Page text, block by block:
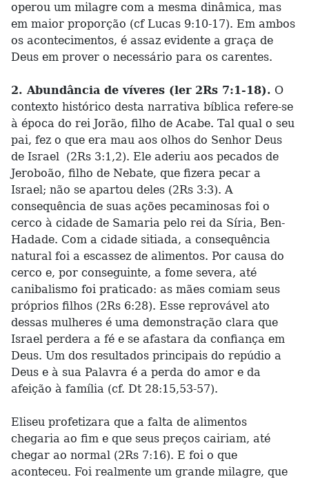
operou um milagre com a mesma dinâmica, mas
em maior proporção (cf Lucas 9:10-17). Em ambos
os acontecimentos, é assaz evidente a graça de
Deus em prover o necessário para os carentes.
2. Abundância de víveres (ler 2Rs 7:1-18). O
contexto histórico desta narrativa bíblica refere-se
à época do rei Jorão, filho de Acabe. Tal qual o seu
pai, fez o que era mau aos olhos do Senhor Deus
de Israel (2Rs 3:1,2). Ele aderiu aos pecados de
Jeroboão, filho de Nebate, que fizera pecar a
Israel; não se apartou deles (2Rs 3:3). A
consequência de suas ações pecaminosas foi o
cerco à cidade de Samaria pelo rei da Síria, Ben-
Hadade. Com a cidade sitiada, a consequência
natural foi a escassez de alimentos. Por causa do
cerco e, por conseguinte, a fome severa, até
canibalismo foi praticado: as mães comiam seus
próprios filhos (2Rs 6:28). Esse reprovável ato
dessas mulheres é uma demonstração clara que
Israel perdera a fé e se afastara da confiança em
Deus. Um dos resultados principais do repúdio a
Deus e à sua Palavra é a perda do amor e da
afeição à família (cf. Dt 28:15,53-57).
Eliseu profetizara que a falta de alimentos
chegaria ao fim e que seus preços cairiam, até
chegar ao normal (2Rs 7:16). E foi o que
aconteceu. Foi realmente um grande milagre, que